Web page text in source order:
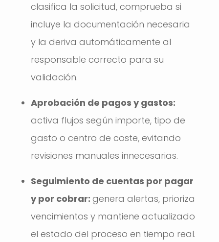
clasifica la solicitud, comprueba si
incluye la documentación necesaria
y la deriva automáticamente al
responsable correcto para su
validación.
Aprobación de pagos y gastos:
activa flujos según importe, tipo de
gasto o centro de coste, evitando
revisiones manuales innecesarias.
Seguimiento de cuentas por pagar
y por cobrar: genera alertas, prioriza
vencimientos y mantiene actualizado
el estado del proceso en tiempo real.